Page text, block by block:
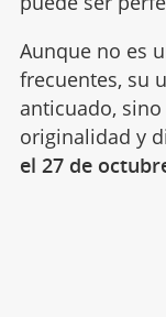
Aunque no es
frecuentes, su
anticuado,
originalidad y
el 27 de